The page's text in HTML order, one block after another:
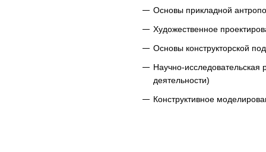
Основы прикладной
Художественное
Основы конструкторской
Научно-
деятельности)
Конструктивное